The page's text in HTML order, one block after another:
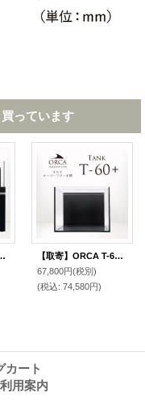
っています
60+ DXセット 黒
【取寄】ORCA T-60+ 水槽
67,800円(税別)
(税込: 74,580円)
カート
用案内